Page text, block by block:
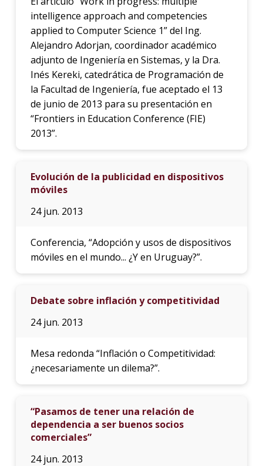
intelligence approach and competencies
applied to Computer Science 1” del Ing.
Alejandro Adorjan, coordinador académico
adjunto de Ingeniería en Sistemas, y la Dra.
Inés Kereki, catedrática de Programación de
la Facultad de Ingeniería, fue aceptado el 13
de junio de 2013 para su presentación en
“Frontiers in Education Conference (FIE)
2013”.
Evolución de la publicidad en dispositivos
móviles
24 jun. 2013
Conferencia, “Adopción y usos de dispositivos
móviles en el mundo... ¿Y en Uruguay?”.
Debate sobre inflación y competitividad
24 jun. 2013
Mesa redonda “Inflación o Competitividad:
¿necesariamente un dilema?”.
“Pasamos de tener una relación de
dependencia a ser buenos socios
comerciales”
24 jun. 2013